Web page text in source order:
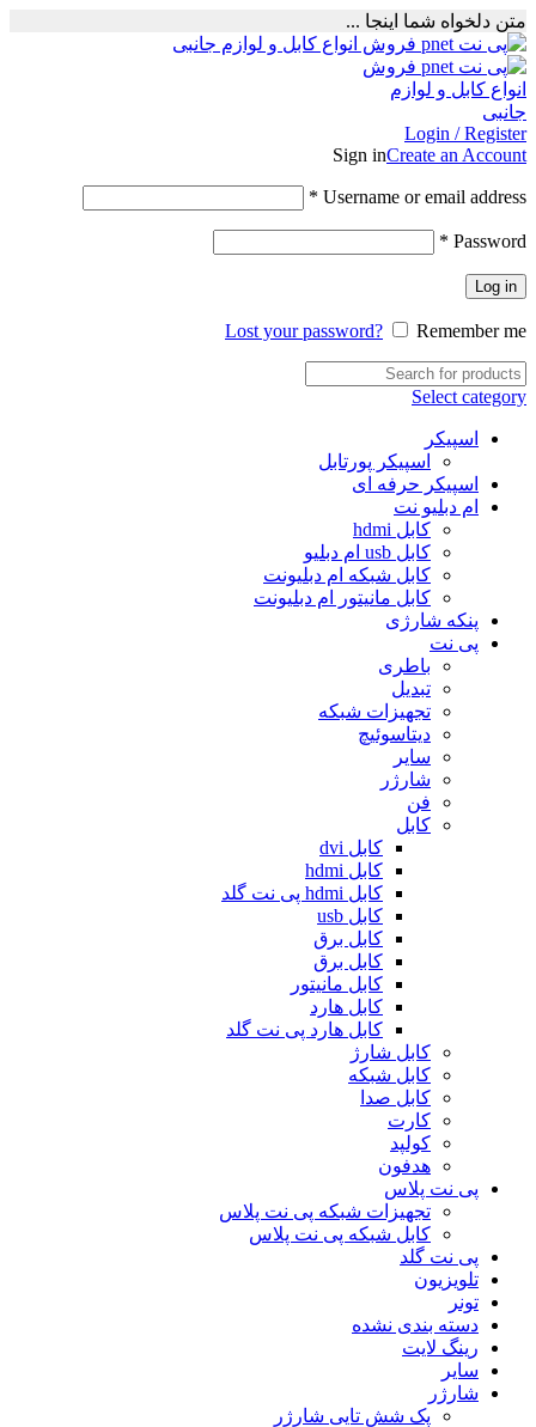
متن دلخواه شما اینجا ...
Login / Register
Sign inCreate an Account
Username or email address
*
Password
*
Log in
Lost your password? Remember me
Select category
اسپیکر
اسپیکر پورتابل
اسپیکر حرفه ای
ام دبلیو نت
کابل hdmi
کابل usb ام دبلیو
کابل شبکه ام دبلیونت
کابل مانیتور ام دبلیونت
پنکه شارژی
پی نت
باطری
تبدیل
تجهیزات شبکه
دیتاسوئیچ
سایر
شارژر
فن
کابل
کابل dvi
کابل hdmi
کابل hdmi پی نت گلد
کابل usb
کابل برق
کابل برق
کابل مانیتور
کابل هارد
کابل هارد پی نت گلد
کابل شارژ
کابل شبکه
کابل صدا
کارت
کولپد
هدفون
پی نت پلاس
تجهیزات شبکه پی نت پلاس
کابل شبکه پی نت پلاس
پی نت گلد
تلویزیون
تونر
دسته بندی نشده
رینگ لایت
سایر
شارژر
پک شش تایی شارژر